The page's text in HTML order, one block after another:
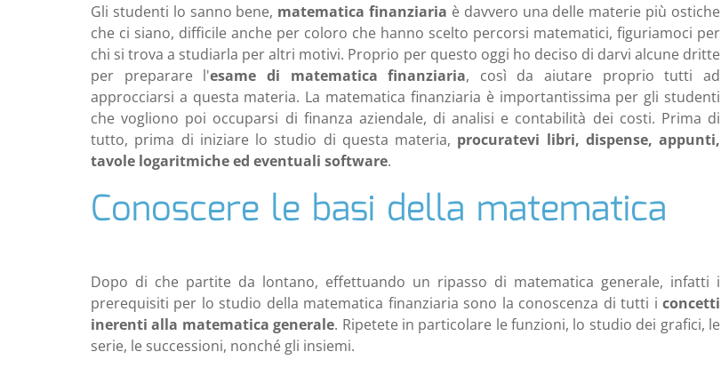
Gli studenti lo sanno bene, matematica finanziaria è davvero una delle materie più ostiche
che ci siano, difficile anche per coloro che hanno scelto percorsi matematici, figuriamoci per
chi si trova a studiarla per altri motivi. Proprio per questo oggi ho deciso di darvi alcune dritte
per preparare l'esame di matematica finanziaria, così da aiutare proprio tutti ad
approcciarsi a questa materia. La matematica finanziaria è importantissima per gli studenti
che vogliono poi occuparsi di finanza aziendale, di analisi e contabilità dei costi. Prima di
tutto, prima di iniziare lo studio di questa materia, procuratevi libri, dispense, appunti,
tavole logaritmiche ed eventuali software.
Conoscere le basi della matematica
Dopo di che partite da lontano, effettuando un ripasso di matematica generale, infatti i
prerequisiti per lo studio della matematica finanziaria sono la conoscenza di tutti i concetti
inerenti alla matematica generale. Ripetete in particolare le funzioni, lo studio dei grafici, le
serie, le successioni, nonché gli insiemi.